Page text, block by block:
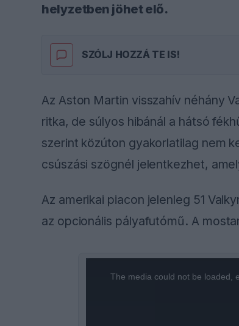
helyzetben jöhet elő.
SZÓLJ HOZZÁ TE IS!
Az Aston Martin visszahív néhány
ritka, de súlyos hibánál a hátsó
szerint közúton gyakorlatilag nem
csúszási szögnél jelentkezhet,
Az amerikai piacon jelenleg 51
az opcionális pályafutómű. A
The media could not be loaded,